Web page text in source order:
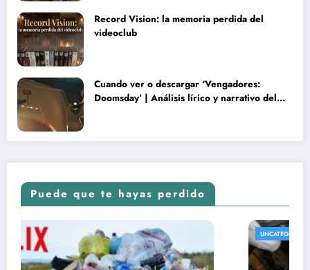
Record Vision: la memoria perdida del
videoclub
Cuando ver o descargar ‘Vengadores:
Doomsday’ | Análisis lírico y narrativo del
Puede que te hayas perdido
UNCATEGORIZED